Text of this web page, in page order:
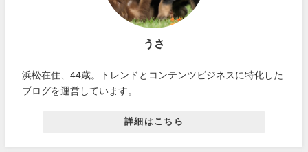
うさ
浜松在住、44歳。トレンドとコンテンツビジネスに特化した
ブログを運営しています。
詳細はこちら